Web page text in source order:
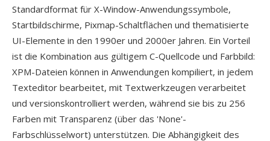
Standardformat für X-Window-Anwendungssymbole,
Startbildschirme, Pixmap-Schaltflächen und thematisierte
UI-Elemente in den 1990er und 2000er Jahren. Ein Vorteil
ist die Kombination aus gültigem C-Quellcode und Farbbild:
XPM-Dateien können in Anwendungen kompiliert, in jedem
Texteditor bearbeitet, mit Textwerkzeugen verarbeitet
und versionskontrolliert werden, während sie bis zu 256
Farben mit Transparenz (über das 'None'-
Farbschlüsselwort) unterstützen. Die Abhängigkeit des